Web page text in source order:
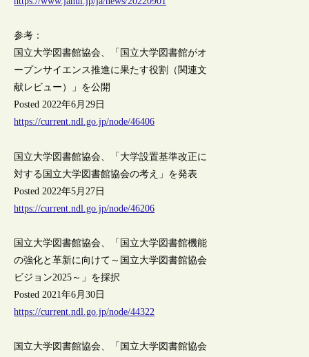
参考：
国立大学図書館協会、「国立大学図書館がオ
ープンサイエンス推進に果たす役割（関連文
献レビュー）」を公開
Posted 2022年6月29日
https://current.ndl.go.jp/node/46406
国立大学図書館協会、「大学設置基準改正に
対する国立大学図書館協会の考え」を発表
Posted 2022年5月27日
https://current.ndl.go.jp/node/46206
国立大学図書館協会、「国立大学図書館機能
の強化と革新に向けて～国立大学図書館協会
ビジョン2025～」を採択
Posted 2021年6月30日
https://current.ndl.go.jp/node/44322
国立大学図書館協会、「国立大学図書館協会